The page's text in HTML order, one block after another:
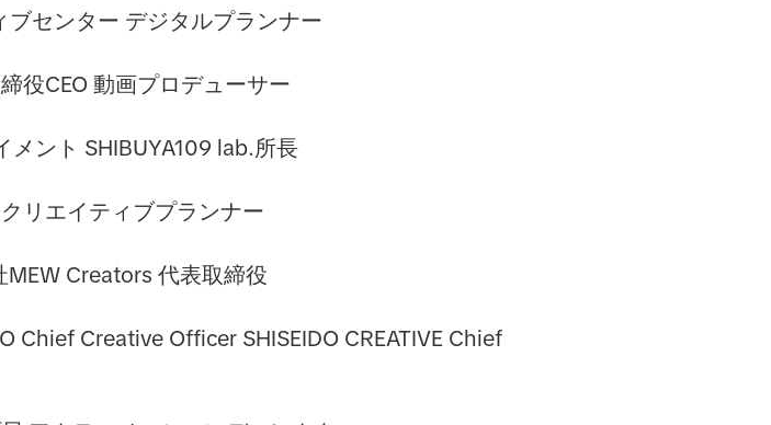
センター デジタルプランナー
役CEO 動画プロデューサー
メント SHIBUYA109 lab.所長
リエイティブプランナー
Creators 代表取締役
Chief Creative Officer SHISEIDO CREATIVE Chief